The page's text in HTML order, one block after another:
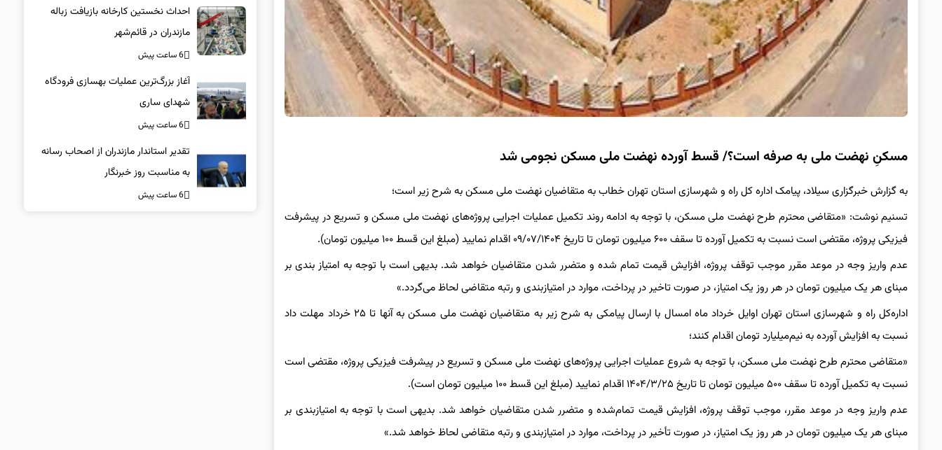
مسکنِ نهضت ملی به صرفه است؟/ قسط آورده نهضت ملی مسکن نجومی شد
به گزارش خبرگزاری سیلاد، پیامک اداره کل راه و شهرسازی استان تهران خطاب به متقاضیان نهضت ملی مسکن به شرح زیر است؛
تسنیم نوشت: «متقاضی محترم طرح نهضت ملی مسکن، با توجه به ادامه روند تکمیل عملیات اجرایی پروژه‌های نهضت ملی مسکن و تسریع در پیشرفت
فیزیکی پروژه، مقتضی است نسبت به تکمیل آورده تا سقف ۶۰۰ میلیون تومان تا تاریخ ۰۹/۰۷/۱۴۰۴ اقدام نمایید (مبلغ این قسط ۱۰۰ میلیون تومان).
عدم واریز وجه در موعد مقرر موجب توقف پروژه، افزایش قیمت تمام شده و متضرر شدن متقاضیان خواهد شد. بدیهی است با توجه به امتیاز بندی بر
مبنای هر یک میلیون تومان در هر روز یک امتیاز، در صورت تاخیر در پرداخت، موارد در امتیازبندی و رتبه متقاضی لحاظ می‌گردد.»
اداره‌کل راه و شهرسازی استان تهران اوایل خرداد ماه امسال با ارسال پیامکی به شرح زیر به متقاضیان نهضت ملی مسکن به آنها تا ۲۵ خرداد مهلت داد
نسبت به افزایش آورده به نیم‌میلیارد تومان اقدام کنند؛
«متقاضی محترم طرح نهضت ملی مسکن، با توجه به شروع عملیات اجرایی پروژه‌های نهضت ملی مسکن و تسریع در پیشرفت فیزیکی پروژه، مقتضی است
نسبت به تکمیل آورده تا سقف ۵۰۰ میلیون تومان تا تاریخ ۱۴۰۴/۳/۲۵ اقدام نمایید (مبلغ این قسط ۱۰۰ میلیون تومان است).
عدم واریز وجه در موعد مقرر، موجب توقف پروژه، افزایش قیمت تمام‌شده و متضرر شدن متقاضیان خواهد شد. بدیهی است با توجه به امتیازبندی بر
مبنای هر یک میلیون تومان در هر روز یک امتیاز، در صورت تأخیر در پرداخت، موارد در امتیازبندی و رتبه متقاضی لحاظ خواهد شد.»
احداث نخستین کارخانه بازیافت زباله
مازندران در قائم‌شهر
6 ساعت پیش
آغاز بزرگ‌ترین عملیات بهسازی فرودگاه
شهدای ساری
6 ساعت پیش
تقدیر استاندار مازندران از اصحاب رسانه
به مناسبت روز خبرنگار
6 ساعت پیش